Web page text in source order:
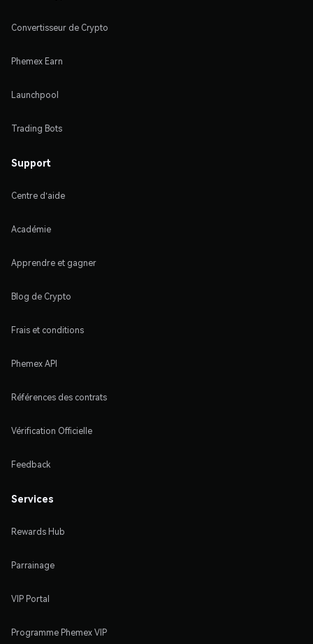
Convertisseur de Crypto
Phemex Earn
Launchpool
Trading Bots
Support
Centre d'aide
Académie
Apprendre et gagner
Blog de Crypto
Frais et conditions
Phemex API
Références des contrats
Vérification Officielle
Feedback
Services
Rewards Hub
Parrainage
VIP Portal
Programme Phemex VIP